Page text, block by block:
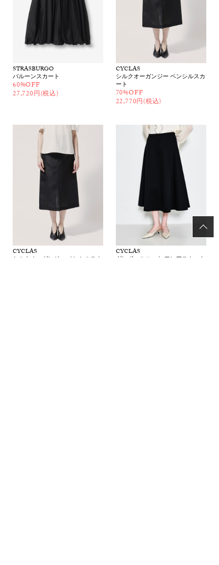
STRASBURGO
バルーンスカート
60%OFF
27,720円(税込)
CYCLAS
シルクオーガンジー ペンシルスカ
ート
70%OFF
22,770円(税込)
CYCLAS
シルクオーガンジー ペンシルスカ
CYCLAS
ダンボールニット フレアスカート